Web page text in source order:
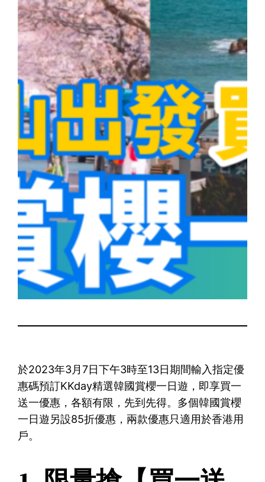
於2023年3月7日下午3時至13日期間輸入指定優
惠碼預訂KKday精選韓國賞櫻一日遊，即享買一
送一優惠，各額有限，先到先得。多個韓國賞櫻
一日遊另設85折優惠，兩款優惠只適用於香港用
戶。